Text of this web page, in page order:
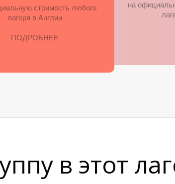
стоимость любого
лагеря в Англии
ПОДРОБНЕЕ
на
в этот